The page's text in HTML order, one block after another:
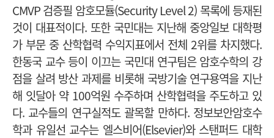
CMVP 검증필 암호모듈(Security Level 2) 목록에 등재된
것이 대표적이다. 또한 국민대는 지난해 중앙일보 대학평
가 부문 중 산학협력 수익지표에서 전체 2위를 차지했다.
한동국 교수 등이 이끄는 국민대 연구팀은 암호수학의 강
점을 살려 방산 과제를 비롯해 국방기술 연구용역을 지난
해 잇달아 약 100억원 수주하며 산학협력을 주도하고 있
다. 교수들의 연구실적도 괄목할 만하다. 정보보안암호수
학과 유일선 교수는 엘스비어(Elsevier)와 스탠퍼드 대학